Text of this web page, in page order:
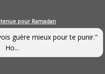
pour Ramadan
guère mieux pour te punir."
Ho...